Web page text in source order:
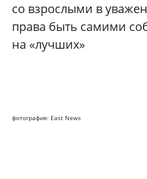
со взрослыми в
права быть самими
на «лучших»
фотография: East News